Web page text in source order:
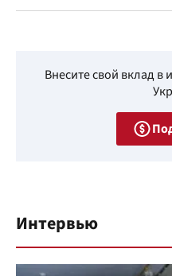
Внесите свой вклад в
Интервью